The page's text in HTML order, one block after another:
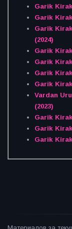
Garik
Garik
Garik
(2024)
Garik
Garik
Garik
Garik
Vardan
(2023)
Garik
Garik
Garik